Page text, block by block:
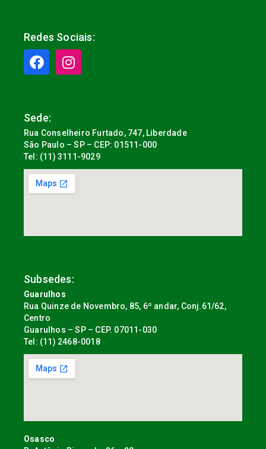
Redes Sociais:
Sede:
Rua Conselheiro Furtado, 747, Liberdade
São Paulo – SP – CEP: 01511-000
Tel: (11) 3111-9029
Subsedes:
Guarulhos
Rua Quinze de Novembro, 85, 6º andar, Conj.61/62,
Centro
Guarulhos – SP – CEP. 07011-030
Tel: (11) 2468-0018
Osasco